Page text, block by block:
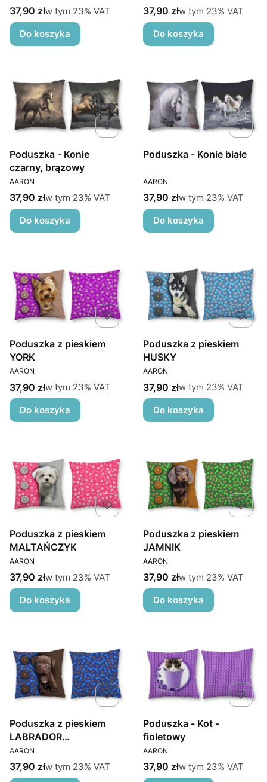
Cena brutto
37,90 złw tym %s VAT
w tym 23% VAT
Do koszyka
Cena brutto
37,90 złw tym %s VAT
w tym 23% VAT
Do koszyka
Poduszka - Konie
czarny, brązowy
PRODUCENT
AARON
Cena brutto
37,90 złw tym %s VAT
w tym 23% VAT
Do koszyka
Poduszka - Konie białe
PRODUCENT
AARON
Cena brutto
37,90 złw tym %s VAT
w tym 23% VAT
Do koszyka
Poduszka z pieskiem
YORK
PRODUCENT
AARON
Cena brutto
37,90 złw tym %s VAT
w tym 23% VAT
Do koszyka
Poduszka z pieskiem
HUSKY
PRODUCENT
AARON
Cena brutto
37,90 złw tym %s VAT
w tym 23% VAT
Do koszyka
Poduszka z pieskiem
MALTAŃCZYK
PRODUCENT
AARON
Cena brutto
37,90 złw tym %s VAT
w tym 23% VAT
Do koszyka
Poduszka z pieskiem
JAMNIK
PRODUCENT
AARON
Cena brutto
37,90 złw tym %s VAT
w tym 23% VAT
Do koszyka
Poduszka z pieskiem
LABRADOR
CZEKOLADOWY
PRODUCENT
AARON
Cena brutto
37,90 złw tym %s VAT
w tym 23% VAT
Poduszka - Kot -
fioletowy
PRODUCENT
AARON
Cena brutto
37,90 złw tym %s VAT
w tym 23% VAT